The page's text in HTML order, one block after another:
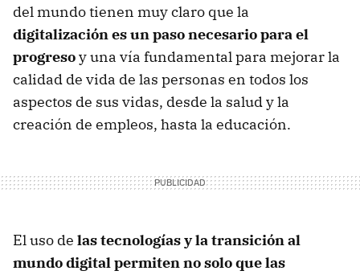
del mundo tienen muy claro que la
digitalización es un paso necesario para el
progresoy una vía fundamental para mejorar la
calidad de vida de las personas en todos los
aspectos de sus vidas, desde la salud y la
creación de empleos, hasta la educación.
El uso de las tecnologías y la transición al
mundo digital permiten no solo que las